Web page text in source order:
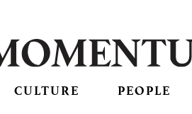
CULTURE PEOPLE